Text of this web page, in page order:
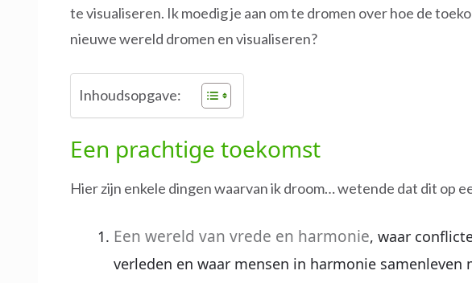
te visualiseren. Ik moedig je aan om te dromen over hoe de
nieuwe wereld dromen en visualiseren?
Inhoudsopgave:
Een prachtige toekomst
Hier zijn enkele dingen waarvan ik droom… wetende dat dit op
Een wereld van vrede en harmonie, waar
verleden en waar mensen in harmonie samenleven